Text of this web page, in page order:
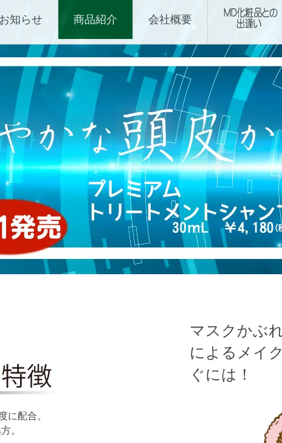
ディ化粧品 下関サロン
お知らせ 商品紹介 会社概要
配合。
。
マスクかぶ
によるメイ
ぐには！